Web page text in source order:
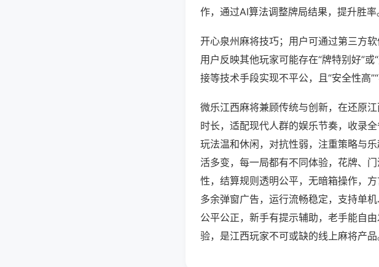
作，通过AI算法调整牌局结果，提升胜率
开心泉州麻将技巧；用户可通过第三方软
用户反映其他玩家可能存在“牌特别好”
接等技术手段实现不平公，且“安全性高”“
微乐江西麻将兼顾传统与创新，在还原
时长，适配现代人群的娱乐节奏，收录
玩法温和休闲，对抗性弱，注重策略与
活多变，每一局都有不同体验，花牌、
性，结算规则透明公平，无暗箱操作，
多余弹窗广告，运行流畅稳定，支持单
公平公正，新手有提示辅助，老手能自
验，是江西玩家不可或缺的线上麻将产品